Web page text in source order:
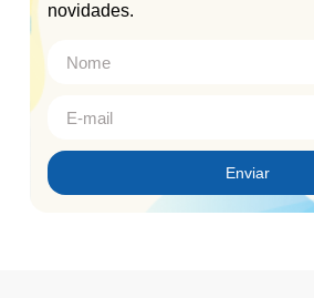
novidades.
Enviar